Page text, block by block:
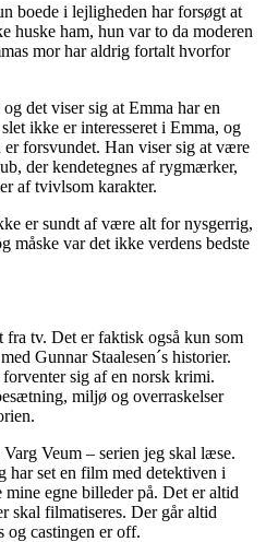
boede i lejligheden har forsøgt at
huske ham, hun var to da moderen
mor har aldrig fortalt hvorfor
det viser sig at Emma har en
ikke er interesseret i Emma, og
forsvundet. Han viser sig at være
der kendetegnes af rygmærker,
af tvivlsom karakter.
er sundt af være alt for nysgerrig,
måske var det ikke verdens bedste
fra tv. Det er faktisk også kun som
Gunnar Staalesen´s historier.
sig af en norsk krimi.
miljø og overraskelser
Veum – serien jeg skal læse.
har set en film med detektiven i
egne billeder på. Det er altid
skal filmatiseres. Der går altid
og castingen er off.